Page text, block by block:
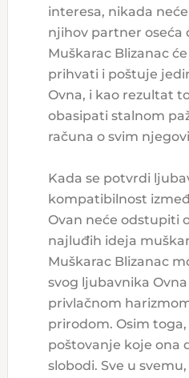
interesa, nikada
njihov partner oseća
Muškarac Blizanac
prihvati i poštuje
Ovna, i kao rezultat
obasipati stalnom
računa o svim
Kada se potvrdi
kompatibilnost
Ovan neće odstupiti
najluđih ideja
Muškarac Blizanac
svog ljubavnika
privlačnom
prirodom. Osim toga,
poštovanje koje ona
slobodi. Sve u